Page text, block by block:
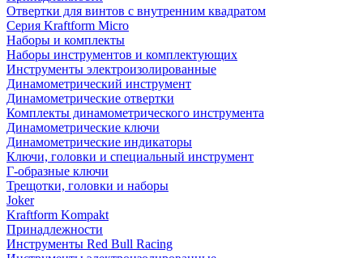
Отвертки для винтов с внутренним квадратом
Серия Kraftform Micro
Наборы и комплекты
Наборы инструментов и комплектующих
Инструменты электроизолированные
Динамометрический инструмент
Динамометрические отвертки
Комплекты динамометрического инструмента
Динамометрические ключи
Динамометрические индикаторы
Ключи, головки и специальный инструмент
Г-образные ключи
Трещотки, головки и наборы
Joker
Kraftform Kompakt
Принадлежности
Инструменты Red Bull Racing